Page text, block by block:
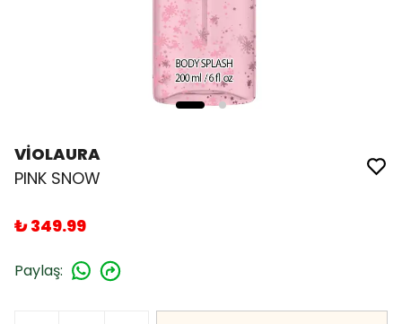
VİOLAURA
PINK SNOW
₺ 349.99
Paylaş: